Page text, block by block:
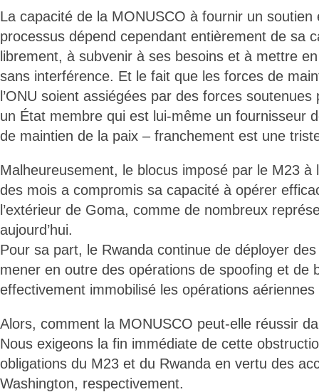
La capacité de la MONUSCO à fournir un soutien
processus dépend cependant entièrement de sa
librement, à subvenir à ses besoins et à mettre
sans interférence. Et le fait que les forces de
l’ONU soient assiégées par des forces
un État membre qui est lui-même un fournisseur
de maintien de la paix – franchement est une
Malheureusement, le blocus imposé par le M23 à
des mois a compromis sa capacité à opérer
l’extérieur de Goma, comme de nombreux
aujourd’hui.
Pour sa part, le Rwanda continue de déployer
mener en outre des opérations de spoofing et de
effectivement immobilisé les opérations
Alors, comment la MONUSCO peut-elle réussir
Nous exigeons la fin immédiate de cette
obligations du M23 et du Rwanda en vertu des
Washington, respectivement.